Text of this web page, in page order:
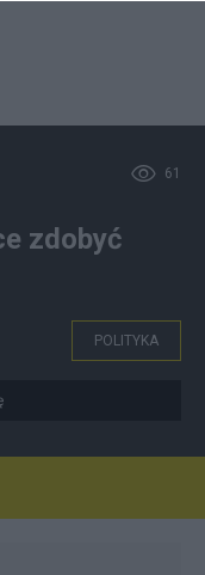
61
zdobyć
POLITYKA